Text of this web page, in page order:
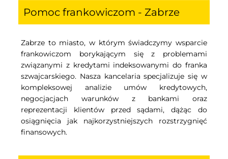
Pomoc frankowiczom - Zabrze
Zabrze to miasto, w którym świadczymy wsparcie
frankowiczom borykającym się z problemami
związanymi z kredytami indeksowanymi do franka
szwajcarskiego. Nasza kancelaria specjalizuje się w
kompleksowej analizie umów kredytowych,
negocjacjach warunków z bankami oraz
reprezentacji klientów przed sądami, dążąc do
osiągnięcia jak najkorzystniejszych rozstrzygnięć
finansowych.